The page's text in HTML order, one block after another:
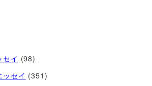
セイ (98)
ッセイ (351)